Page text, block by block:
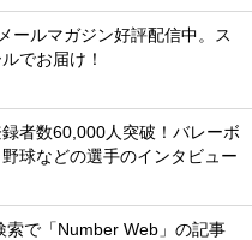
ールマガジン好評配信中。ス
でお届け！
者数60,000人突破！バレーボ
球などの選手のインタビュー
索で「Number Web」の記事